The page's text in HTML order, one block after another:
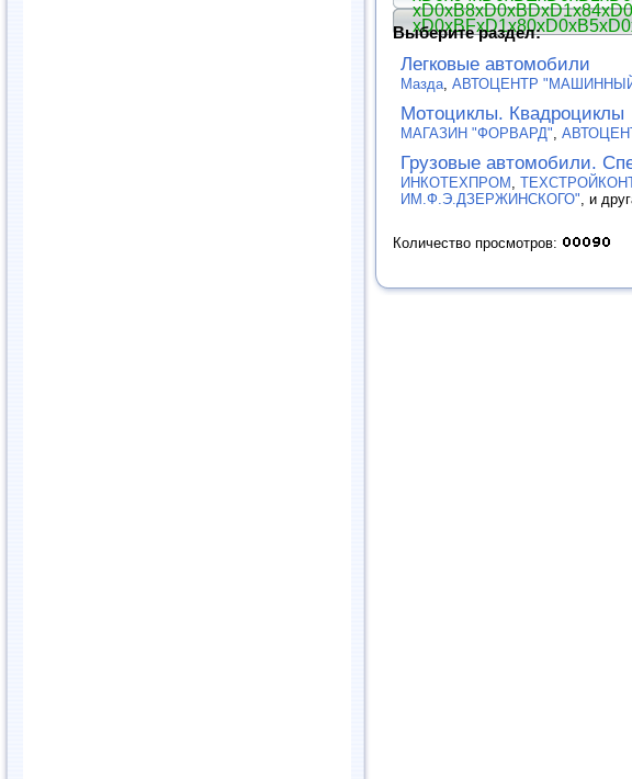
Выберите раздел:
Легковые автомобили
Мазда, АВТОЦЕНТР
Мотоциклы. Квадроциклы
МАГАЗИН "ФОРВАРД",
Грузовые автомобили.
ИНКОТЕХПРОМ ,
ИМ.Ф.Э.ДЗЕРЖИНСКОГО", и
Количество просмотров: